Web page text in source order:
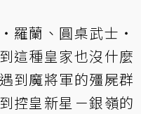
羅蘭 、 圓桌武士‧
這種皇家也沒什麼
到魔將軍的殭屍群
控皇新星－銀嶺的